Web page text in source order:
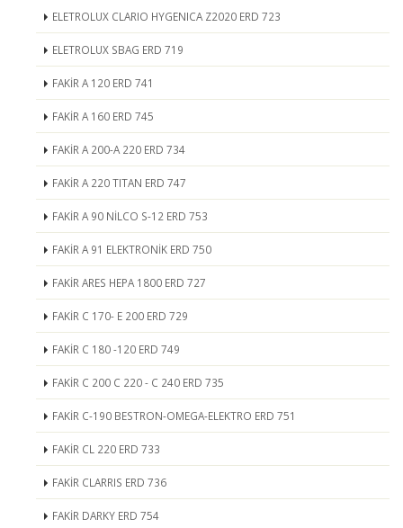
ELETROLUX CLARIO HYGENICA Z2020 ERD 723
ELETROLUX SBAG ERD 719
FAKİR A 120 ERD 741
FAKİR A 160 ERD 745
FAKİR A 200-A 220 ERD 734
FAKİR A 220 TITAN ERD 747
FAKİR A 90 NİLCO S-12 ERD 753
FAKİR A 91 ELEKTRONİK ERD 750
FAKİR ARES HEPA 1800 ERD 727
FAKİR C 170- E 200 ERD 729
FAKİR C 180 -120 ERD 749
FAKİR C 200 C 220 - C 240 ERD 735
FAKİR C-190 BESTRON-OMEGA-ELEKTRO ERD 751
FAKİR CL 220 ERD 733
FAKİR CLARRIS ERD 736
FAKİR DARKY ERD 754